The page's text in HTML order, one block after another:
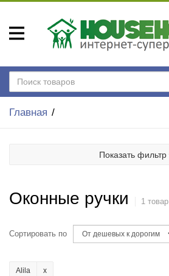
Главная
Показать фильтр
Оконные ручки 1 товар
Сортировать по
Alila